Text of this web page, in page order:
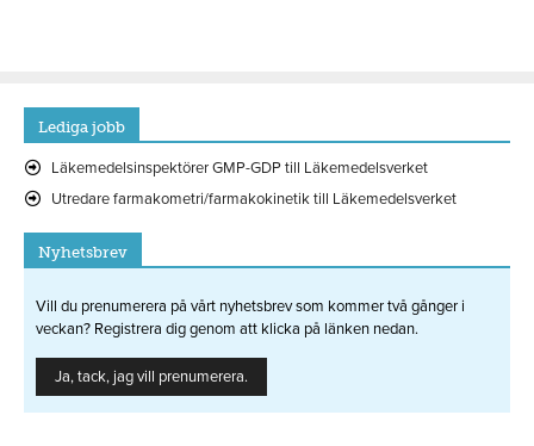
Lediga jobb
Läkemedelsinspektörer GMP-GDP till Läkemedelsverket
Utredare farmakometri/farmakokinetik till Läkemedelsverket
Nyhetsbrev
Vill du prenumerera på vårt nyhetsbrev som kommer två gånger i
veckan? Registrera dig genom att klicka på länken nedan.
Ja, tack, jag vill prenumerera.